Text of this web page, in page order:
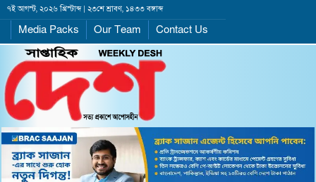
৭ই আগস্ট, ২০২৬ খ্রিস্টাব্দ | ২৩শে শ্রাবণ, ১৪৩৩ বঙ্গাব্দ
Media Packs Our Team Contact Us